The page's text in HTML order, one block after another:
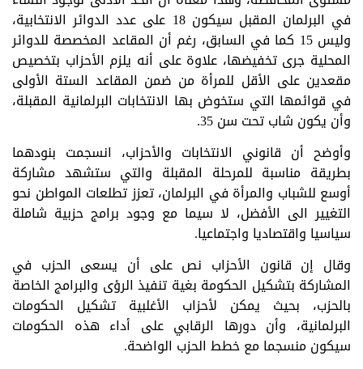
في البرلمان المقبل سيكون 18 على عدد الدوائر الانتخابية،
وليس 15 كما في السابق، رغم أن المقاعد المخصصة للدوائر
المحلية جرى تخفيضها، علاوة على أنه يلزم الأحزاب بتخصيص
مقعدين على الأقل للمرأة من ضمن المقاعد الستة الأولى
في قوائمها التي ستخوض بها الانتخابات البرلمانية المقبلة،
وأن يكون شاب تحت سن 35.
وأوضح أن قانوني الانتخابات والأحزاب، انسجمت بنودهما
بطريقة مناسبة للمرحلة المقبلة والتي ستشهد مشاركة
أوسع للشباب والمرأة في البرلمان، تعزز تطلعات المواطن نحو
التغيير الى الأفضل، لا سيما مع وجود برامج حزبية شاملة
سياسيا واقتصاديا واجتماعيا.
وقال إن قانون الأحزاب نص على أن يسعى الحزب في
المشاركة بتشكيل الحكومة بغية تنفيذ الرؤى والبرامج الخاصة
بالحزب، بحيث يمكن لأحزاب الأغلبية تشكيل الحكومات
البرلمانية، وأن دورها الرقابي على أداء هذه الحكومات
سيكون منسجما مع خطط الحزب الواضحة.